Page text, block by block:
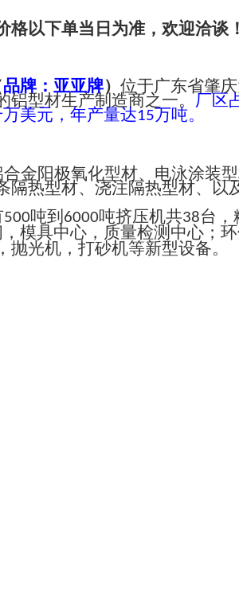
格以下单当日为准，欢迎洽谈
品牌：亚亚牌） 位于广东省肇
铝型材生产制造商之一。厂区
美元，年产量达15万吨。
合金阳极氧化型材、电泳涂装
隔热型材、浇注隔热型材、以
500吨到 6000吨挤压机共38台，
模具中心，质量检测中心；
光机，打砂机等新型设备。